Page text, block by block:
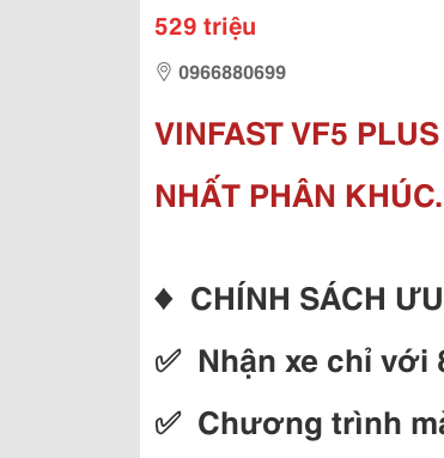
529 triệu
0966880699
VINFAST VF5
NHẤT PHÂN KHÚC.
♦ CHÍNH SÁCH
✅ Nhận xe chỉ với
✅ Chương trình